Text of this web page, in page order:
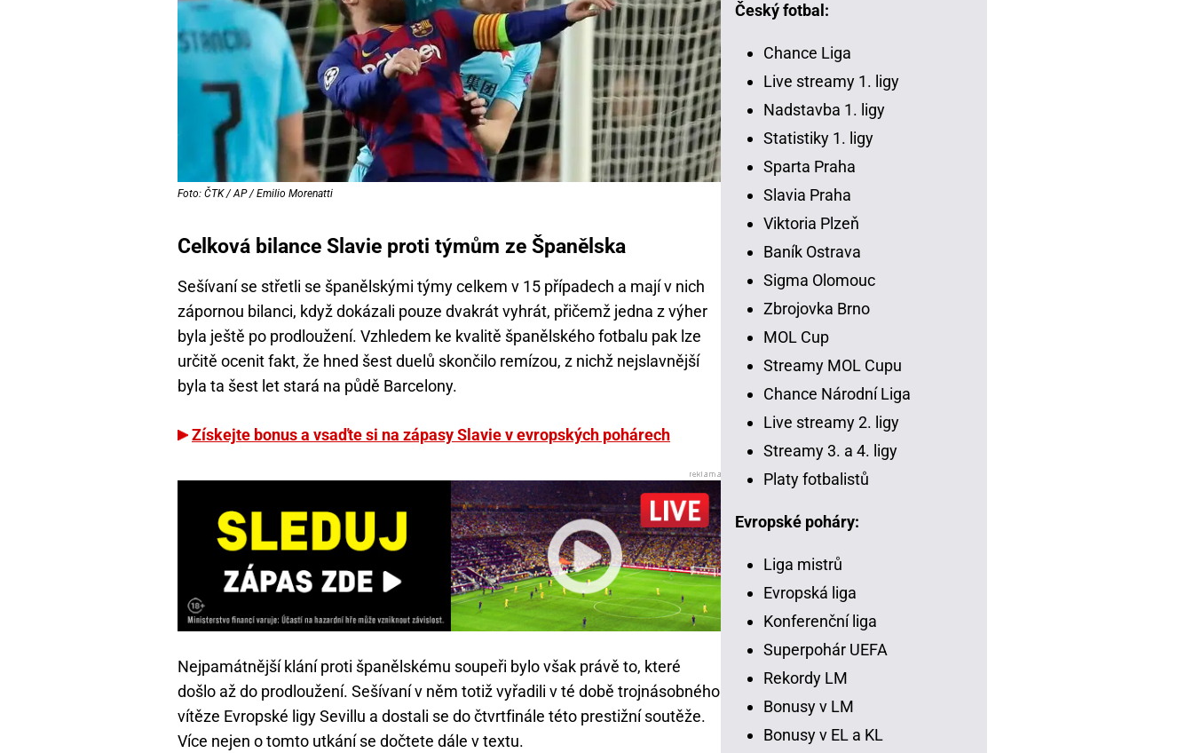
Foto: ČTK / AP / Emilio Morenatti
Celková bilance Slavie proti týmům ze Španělska
Sešívaní se střetli se španělskými týmy celkem v 15 případech a mají v nich
zápornou bilanci, když dokázali pouze dvakrát vyhrát, přičemž jedna z výher
byla ještě po prodloužení. Vzhledem ke kvalitě španělského fotbalu pak lze
určitě ocenit fakt, že hned šest duelů skončilo remízou, z nichž nejslavnější
byla ta šest let stará na půdě Barcelony.
Získejte bonus a vsaďte si na zápasy Slavie v evropských pohárech
Nejpamátnější klání proti španělskému soupeři bylo však právě to, které
došlo až do prodloužení. Sešívaní v něm totiž vyřadili v té době trojnásobného
vítěze Evropské ligy Sevillu a dostali se do čtvrtfinále této prestižní soutěže.
Více nejen o tomto utkání se dočtete dále v textu.
Český fotbal:
Chance Liga
Live streamy 1. ligy
Nadstavba 1. ligy
Statistiky 1. ligy
Sparta Praha
Slavia Praha
Viktoria Plzeň
Baník Ostrava
Sigma Olomouc
Zbrojovka Brno
MOL Cup
Streamy MOL Cupu
Chance Národní Liga
Live streamy 2. ligy
Streamy 3. a 4. ligy
Platy fotbalistů
Evropské poháry:
Liga mistrů
Evropská liga
Konferenční liga
Superpohár UEFA
Rekordy LM
Bonusy v LM
Bonusy v EL a KL